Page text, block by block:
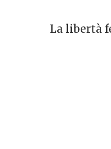
La libertà